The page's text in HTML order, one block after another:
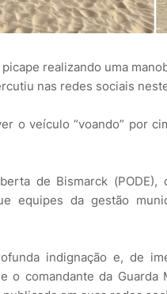
realizando uma
nas redes sociais
o veículo “voando” por
de Bismarck
equipes da gestão
indignação e, de
o comandante da